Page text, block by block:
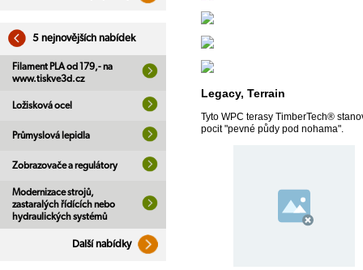
5 nejnovějších nabídek
Filament PLA od 179,- na
www.tiskve3d.cz
Ložisková ocel
Průmyslová lepidla
Zobrazovače a regulátory
Modernizace strojů,
zastaralých řídících nebo
hydraulických systémů
Další nabídky
Legacy, Terrain
Tyto WPC terasy TimberTech®
pocit "pevné půdy pod nohama".